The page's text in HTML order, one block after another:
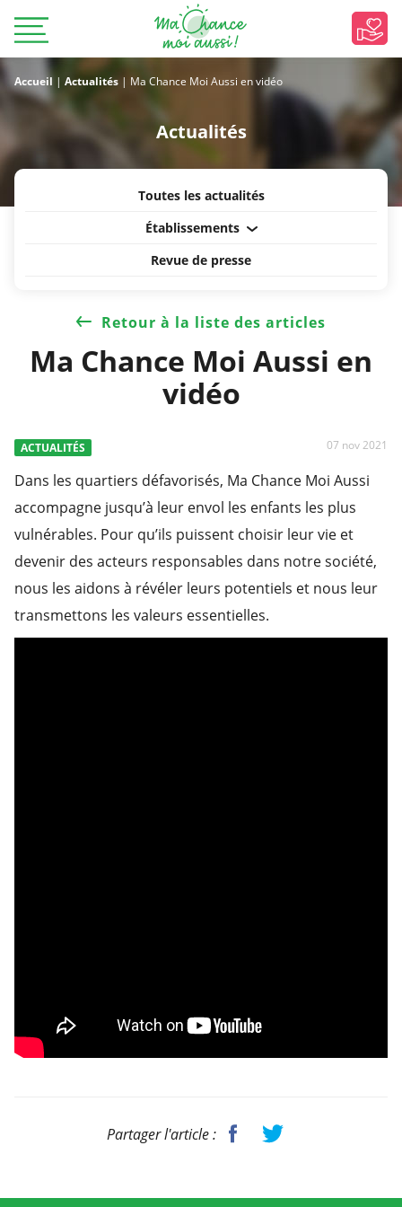
Accueil | Actualités | Ma Chance Moi Aussi en vidéo
Actualités
Toutes les actualités
Établissements
Revue de presse
Retour à la liste des articles
Ma Chance Moi Aussi en
vidéo
ACTUALITÉS 07 nov 2021
Dans les quartiers défavorisés, Ma Chance Moi Aussi
accompagne jusqu’à leur envol les enfants les plus
vulnérables. Pour qu’ils puissent choisir leur vie et
devenir des acteurs responsables dans notre société,
nous les aidons à révéler leurs potentiels et nous leur
transmettons les valeurs essentielles.
Partager l'article :